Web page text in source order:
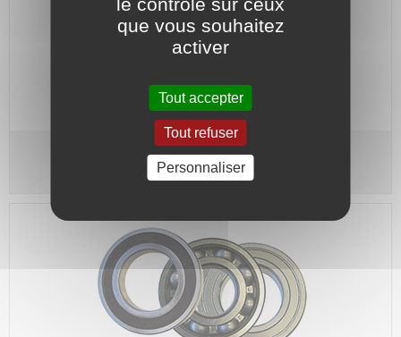
Roulement à billes série 6006
que vous souhaitez
activer
Tout accepter
Tout refuser
Personnaliser